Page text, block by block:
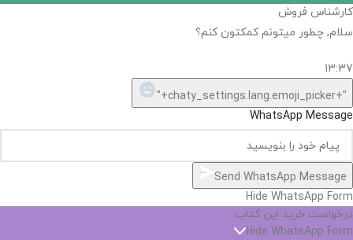
کارشناس فروش
سلام, چطور میتونم کمکتون کنم؟
13:37
"+chaty_settings.lang.emoji_picker+"
WhatsApp Message
Send WhatsApp Message
Hide WhatsApp Form
درخواست خرید این کتاب
Hide WhatsApp Form